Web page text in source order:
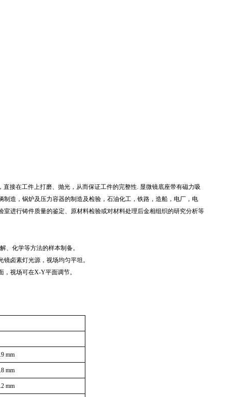
直接在工件上打磨、抛光，从而保证工件的完整性. 显微镜底座带有磁力吸
造，锅炉及压力容器的制造及检验，石油化工，铁路，造船，电厂，电
进行铸件质量的鉴定、原材料检验或对材料处理后金相组织的研究分析等
、化学等方法的样本制备。
卤素灯光源，视场均匀平坦。
，视场可在X-Y平面调节。
mm
mm
mm